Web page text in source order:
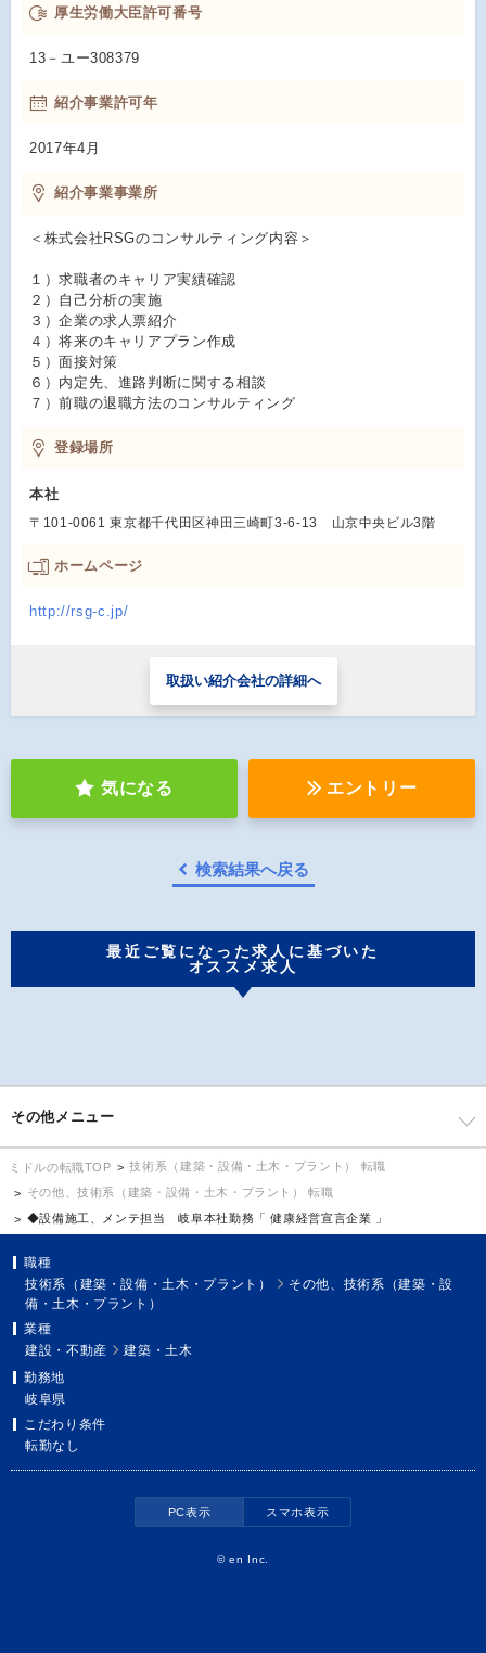
厚生労働大臣許可番号
13－ユー308379
紹介事業許可年
2017年4月
紹介事業事業所
＜株式会社RSGのコンサルティング内容＞
１）求職者のキャリア実績確認
２）自己分析の実施
３）企業の求人票紹介
４）将来のキャリアプラン作成
５）面接対策
６）内定先、進路判断に関する相談
７）前職の退職方法のコンサルティング
登録場所
本社
〒101-0061 東京都千代田区神田三崎町3-6-13 山京中央ビル3階
ホームページ
http://rsg-c.jp/
取扱い紹介会社の詳細へ
気になる エントリー
検索結果へ戻る
最近ご覧になった求人に基づいた
オススメ求人
その他メニュー
ミドルの転職TOP
技術系（建築・設備・土木・プラント） 転職
その他、技術系（建築・設備・土木・プラント） 転職
◆設備施工、メンテ担当 岐阜本社勤務「 健康経営宣言企業 」
職種
技術系（建築・設備・土木・プラント）
その他、技術系（建築・設
備・土木・プラント）
業種
建設・不動産
建築・土木
勤務地
岐阜県
こだわり条件
転勤なし
PC表示 スマホ表示
©en Inc.